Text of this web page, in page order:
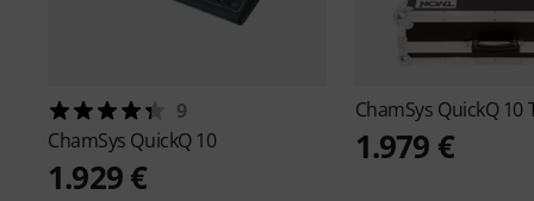
9
ChamSys QuickQ 10
1.929 €
ChamSys QuickQ 10
1.979 €